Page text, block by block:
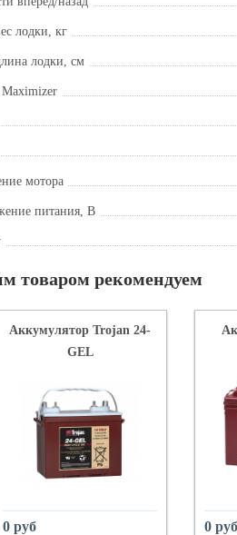
лодки, кг
лодки, см
мотора
питания, В
товаром рекомендуем
Аккумулятор Trojan 24-
GEL
0 руб 0 руб